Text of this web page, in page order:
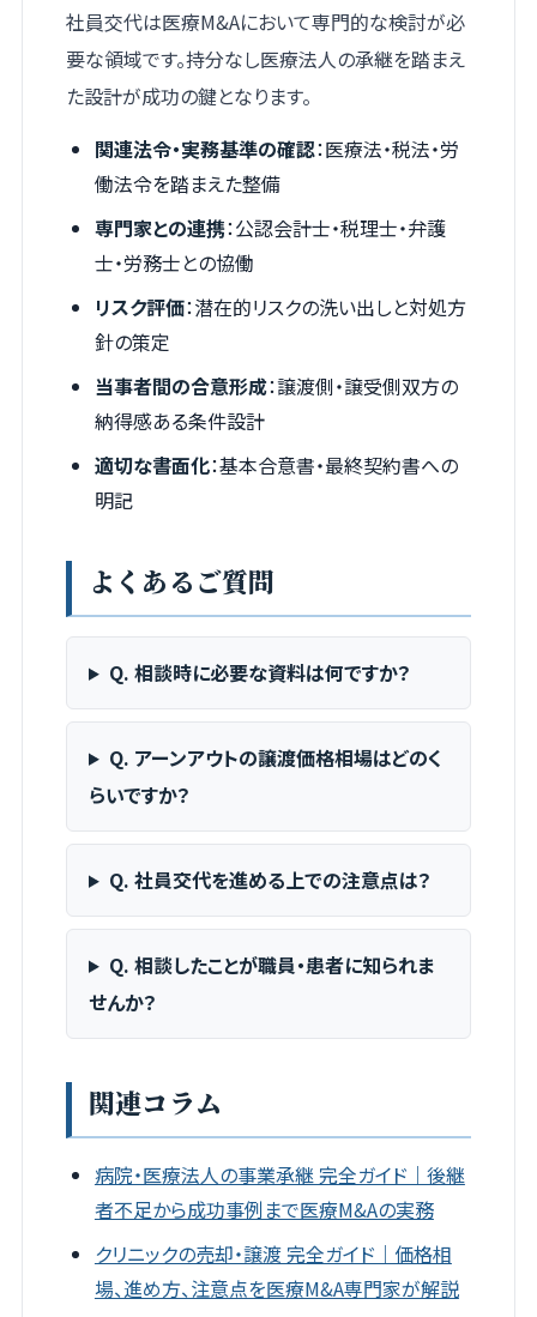
社員交代は医療M&Aにおいて専門的な検討が必
要な領域です。持分なし医療法人の承継を踏まえ
た設計が成功の鍵となります。
関連法令・実務基準の確認：医療法・税法・労
働法令を踏まえた整備
専門家との連携：公認会計士・税理士・弁護
士・労務士との協働
リスク評価：潜在的リスクの洗い出しと対処方
針の策定
当事者間の合意形成：譲渡側・譲受側双方の
納得感ある条件設計
適切な書面化：基本合意書・最終契約書への
明記
よくあるご質問
Q. 相談時に必要な資料は何ですか？
Q. アーンアウトの譲渡価格相場はどのく
らいですか？
Q. 社員交代を進める上での注意点は？
Q. 相談したことが職員・患者に知られま
せんか？
関連コラム
病院・医療法人の事業承継 完全ガイド｜後継
者不足から成功事例まで医療M&Aの実務
クリニックの売却・譲渡 完全ガイド｜価格相
場、進め方、注意点を医療M&A専門家が解説